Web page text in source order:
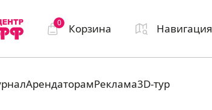
0 Корзина Навигация
АрендаторамРеклама3D-тур